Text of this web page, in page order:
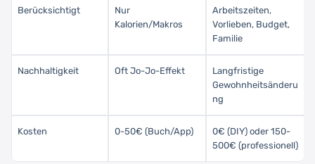
Berücksichtigt
Nur
Kalorien/Makros
Arbeitszeiten,
Vorlieben, Budget,
Familie
Nachhaltigkeit Oft Jo-Jo-Effekt
Langfristige
Gewohnheitsänderu
ng
Kosten 0-50€ (Buch/App)
0€ (DIY) oder 150-
500€ (professionell)